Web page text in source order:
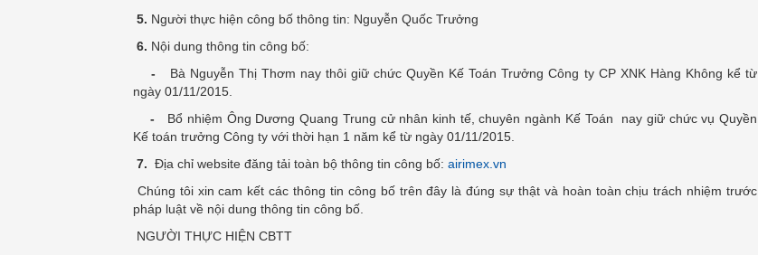
5. Người thực hiện công bố thông tin: Nguyễn Quốc Trưởng
6. Nội dung thông tin công bố:
- Bà Nguyễn Thị Thơm nay thôi giữ chức Quyền Kế Toán Trưởng Công ty CP XNK Hàng Không kể từ
ngày 01/11/2015.
- Bổ nhiệm Ông Dương Quang Trung cử nhân kinh tế, chuyên ngành Kế Toán nay giữ chức vụ Quyền
Kế toán trưởng Công ty với thời hạn 1 năm kể từ ngày 01/11/2015.
7. Địa chỉ website đăng tải toàn bộ thông tin công bố: airimex.vn
Chúng tôi xin cam kết các thông tin công bố trên đây là đúng sự thật và hoàn toàn chịu trách nhiệm trước
pháp luật về nội dung thông tin công bố.
NGƯỜI THỰC HIỆN CBTT